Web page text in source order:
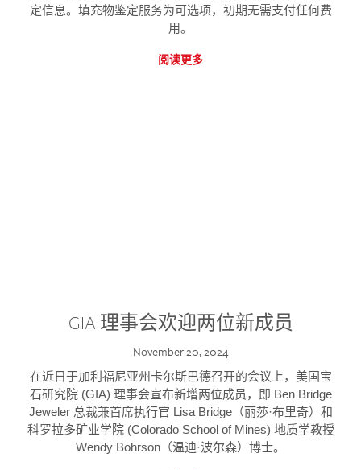
定信息。填充物鉴定服务为可选项，初期无需支付任何费
用。
阅读更多
GIA 理事会欢迎两位新成员
November 20, 2024
在近日于加利福尼亚州卡尔斯巴德召开的会议上，美国宝
石研究院 (GIA) 理事会宣布新增两位成员，即 Ben Bridge
Jeweler 总裁兼首席执行官 Lisa Bridge（丽莎·布里奇）和
科罗拉多矿业学院 (Colorado School of Mines) 地质学教授
Wendy Bohrson（温迪·波尔森）博士。